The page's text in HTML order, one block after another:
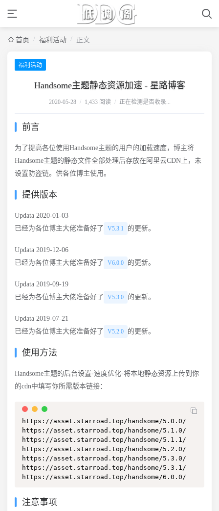
首页 / 福利活动 / 正文
福利活动
Handsome主题静态资源加速 - 星路博客
2020-05-28 / 1,433 阅读 / 正在检测是否收录...
前言
为了提高各位使用Handsome主题的用户的加载速度，博主将
Handsome主题的静态文件全部处理后存放在阿里云CDN上，未
设置防盗链。供各位博主使用。
提供版本
Updata 2020-01-03
已经为各位博主大佬准备好了
V5.3.1 的更新。
Updata 2019-12-06
已经为各位博主大佬准备好了
V6.0.0 的更新。
Updata 2019-09-19
已经为各位博主大佬准备好了
V5.3.0 的更新。
Updata 2019-07-21
已经为各位博主大佬准备好了
V5.2.0 的更新。
使用方法
Handsome主题的后台设置-速度优化-将本地静态资源上传到你
的cdn中填写你所需版本链接：
https://asset.starroad.top/handsome/5.0.0/
https://asset.starroad.top/handsome/5.1.0/
https://asset.starroad.top/handsome/5.1.1/
https://asset.starroad.top/handsome/5.2.0/
https://asset.starroad.top/handsome/5.3.0/
https://asset.starroad.top/handsome/5.3.1/
https://asset.starroad.top/handsome/6.0.0/
注意事项